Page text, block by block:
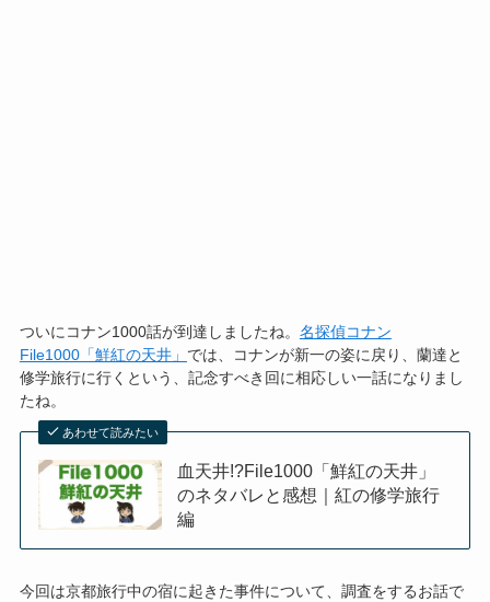
ついにコナン1000話が到達しましたね。 名探偵コナン
File1000「鮮紅の天井」 では、コナンが新一の姿に戻り、蘭達と
修学旅行に行くという、記念すべき回に相応しい一話になりまし
たね。
あわせて読みたい
血天井!?File1000「鮮紅の天井」
のネタバレと感想｜紅の修学旅行
編
今回は京都旅行中の宿に起きた事件について、調査をするお話で